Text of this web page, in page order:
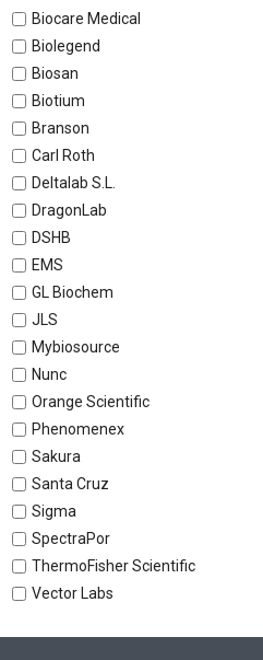
Biocare Medical
Biolegend
Biosan
Biotium
Branson
Carl Roth
Deltalab S.L.
DragonLab
DSHB
EMS
GL Biochem
JLS
Mybiosource
Nunc
Orange Scientific
Phenomenex
Sakura
Santa Cruz
Sigma
SpectraPor
ThermoFisher Scientific
Vector Labs